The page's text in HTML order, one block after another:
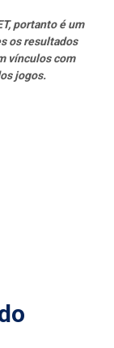
portanto é um
os resultados
vínculos com
jogos.